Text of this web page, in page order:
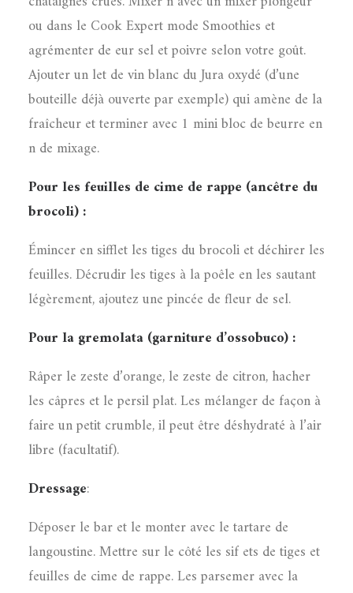
ou dans le Cook Expert mode Smoothies et
agrémenter de eur sel et poivre selon votre goût.
Ajouter un let de vin blanc du Jura oxydé (d’une
bouteille déjà ouverte par exemple) qui amène de la
fraîcheur et terminer avec 1 mini bloc de beurre en
n de mixage.
Pour les feuilles de cime de rappe (ancêtre du
brocoli) :
Émincer en sifflet les tiges du brocoli et déchirer les
feuilles. Décrudir les tiges à la poêle en les sautant
légèrement, ajoutez une pincée de fleur de sel.
Pour la gremolata (garniture d’ossobuco) :
Râper le zeste d’orange, le zeste de citron, hacher
les câpres et le persil plat. Les mélanger de façon à
faire un petit crumble, il peut être déshydraté à l’air
libre (facultatif).
Dressage:
Déposer le bar et le monter avec le tartare de
langoustine. Mettre sur le côté les sif ets de tiges et
feuilles de cime de rappe. Les parsemer avec la